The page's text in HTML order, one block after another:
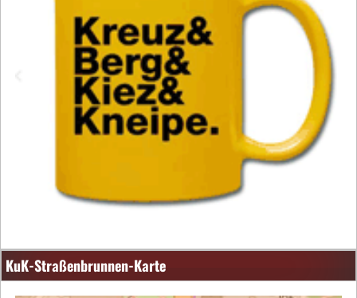
KuK-Straßenbrunnen-Karte